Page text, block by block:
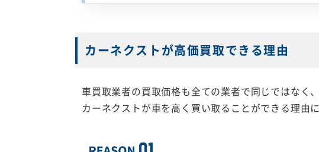
カーネクストが高価買取できる理由
車買取業者の買取価格も全ての業者で同じではなく
カーネクストが車を高く買い取ることができる理由